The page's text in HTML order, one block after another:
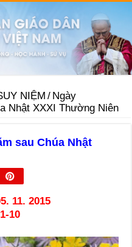
NIỆM / Ngày
Nhật XXXI Thường Niên
sau Chúa Nhật
11. 2015
10